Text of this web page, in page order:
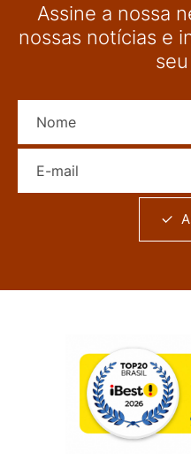
Assine a nossa
nossas notícias e